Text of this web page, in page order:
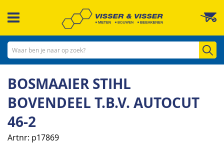
naar
inhoud
BOSMAAIER STIHL
BOVENDEEL T.B.V. AUTOCUT
46-2
Artnr p17869